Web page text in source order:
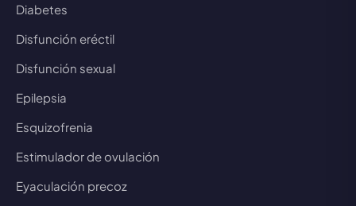
Diabetes
Disfunción eréctil
Disfunción sexual
Epilepsia
Esquizofrenia
Estimulador de ovulación
Eyaculación precoz